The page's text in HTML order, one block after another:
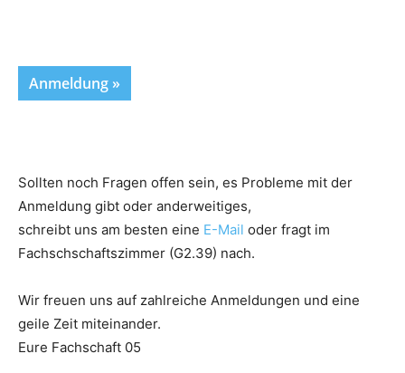
Anmeldung »
Sollten noch Fragen offen sein, es Probleme mit der
Anmeldung gibt oder anderweitiges,
schreibt uns am besten eine E-Mail oder fragt im
Fachschschaftszimmer (G2.39) nach.
Wir freuen uns auf zahlreiche Anmeldungen und eine
geile Zeit miteinander.
Eure Fachschaft 05